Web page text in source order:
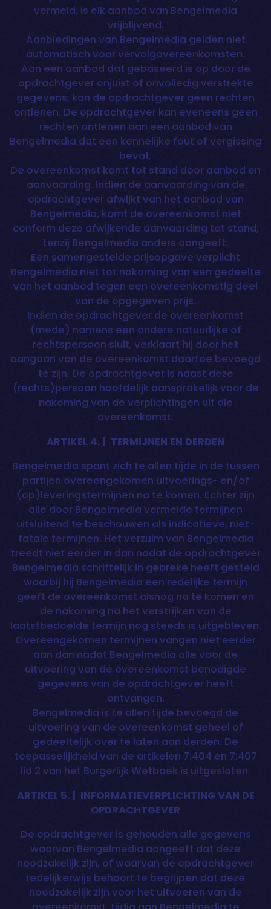
vermeld, is elk aanbod van Bengelmedia
vrijblijvend.
Aanbiedingen van Bengelmedia gelden niet
automatisch voor vervolgovereenkomsten.
Aan een aanbod dat gebaseerd is op door de
opdrachtgever onjuist of onvolledig verstrekte
gegevens, kan de opdrachtgever geen rechten
ontlenen. De opdrachtgever kan eveneens geen
rechten ontlenen aan een aanbod van
Bengelmedia dat een kennelijke fout of vergissing
bevat.
De overeenkomst komt tot stand door aanbod en
aanvaarding. Indien de aanvaarding van de
opdrachtgever afwijkt van het aanbod van
Bengelmedia, komt de overeenkomst niet
conform deze afwijkende aanvaarding tot stand,
tenzij Bengelmedia anders aangeeft.
Een samengestelde prijsopgave verplicht
Bengelmedia niet tot nakoming van een gedeelte
van het aanbod tegen een overeenkomstig deel
van de opgegeven prijs.
Indien de opdrachtgever de overeenkomst
(mede) namens een andere natuurlijke of
rechtspersoon sluit, verklaart hij door het
aangaan van de overeenkomst daartoe bevoegd
te zijn. De opdrachtgever is naast deze
(rechts)persoon hoofdelijk aansprakelijk voor de
nakoming van de verplichtingen uit die
overeenkomst.
ARTIKEL 4. | TERMIJNEN EN DERDEN
Bengelmedia spant zich te allen tijde in de tussen
partijen overeengekomen uitvoerings- en/of
(op)leveringstermijnen na te komen. Echter zijn
alle door Bengelmedia vermelde termijnen
uitsluitend te beschouwen als indicatieve, niet-
fatale termijnen. Het verzuim van Bengelmedia
treedt niet eerder in dan nadat de opdrachtgever
Bengelmedia schriftelijk in gebreke heeft gesteld
waarbij hij Bengelmedia een redelijke termijn
geeft de overeenkomst alsnog na te komen en
de nakoming na het verstrijken van de
laatstbedoelde termijn nog steeds is uitgebleven.
Overeengekomen termijnen vangen niet eerder
aan dan nadat Bengelmedia alle voor de
uitvoering van de overeenkomst benodigde
gegevens van de opdrachtgever heeft
ontvangen.
Bengelmedia is te allen tijde bevoegd de
uitvoering van de overeenkomst geheel of
gedeeltelijk over te laten aan derden. De
toepasselijkheid van de artikelen 7:404 en 7:407
lid 2 van het Burgerlijk Wetboek is uitgesloten.
ARTIKEL 5. | INFORMATIEVERPLICHTING VAN DE
OPDRACHTGEVER
De opdrachtgever is gehouden alle gegevens
waarvan Bengelmedia aangeeft dat deze
noodzakelijk zijn, of waarvan de opdrachtgever
redelijkerwijs behoort te begrijpen dat deze
noodzakelijk zijn voor het uitvoeren van de